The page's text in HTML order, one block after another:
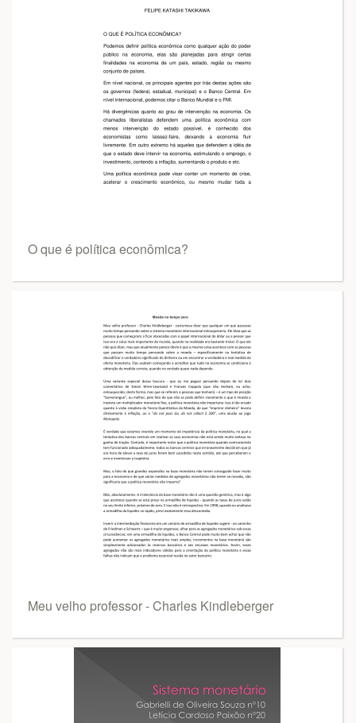
O que é política econômica?
Meu velho professor - Charles Kindleberger